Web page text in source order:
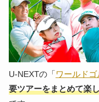
U-NEXTの「 ワールド
要ツアーをまとめて楽